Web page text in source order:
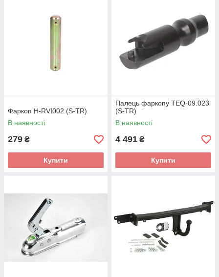
Фаркоп H-RVI002 (S-TR)
В наявності
279 ₴
Купити
Палець фаркопу TEQ-09.023
(S-TR)
В наявності
4 491 ₴
Купити